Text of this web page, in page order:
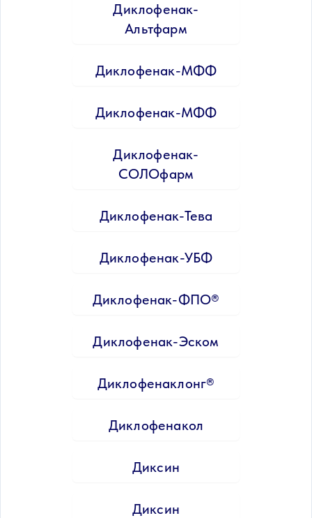
Диклофенак-
Альтфарм
Диклофенак-МФФ
Диклофенак-МФФ
Диклофенак-
СОЛОфарм
Диклофенак-Тева
Диклофенак-УБФ
Диклофенак-ФПО®
Диклофенак-Эском
Диклофенаклонг®
Диклофенакол
Диксин
Диксин